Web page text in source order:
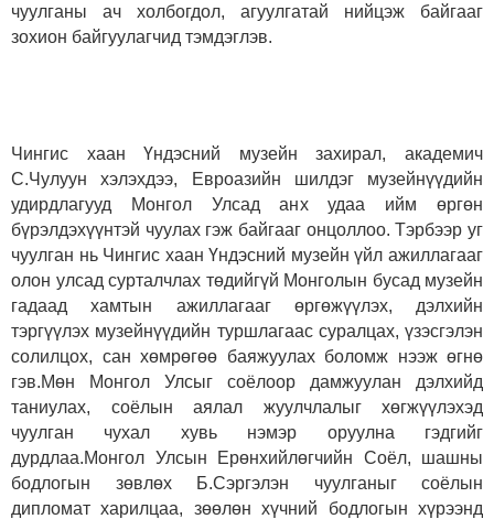
чуулганы ач холбогдол, агуулгатай нийцэж байгааг
зохион байгуулагчид тэмдэглэв.
Чингис хаан Үндэсний музейн захирал, академич
С.Чулуун хэлэхдээ, Евроазийн шилдэг музейнүүдийн
удирдлагууд Монгол Улсад анх удаа ийм өргөн
бүрэлдэхүүнтэй чуулах гэж байгааг онцоллоо. Тэрбээр уг
чуулган нь Чингис хаан Үндэсний музейн үйл ажиллагааг
олон улсад сурталчлах төдийгүй Монголын бусад музейн
гадаад хамтын ажиллагааг өргөжүүлэх, дэлхийн
тэргүүлэх музейнүүдийн туршлагаас суралцах, үзэсгэлэн
солилцох, сан хөмрөгөө баяжуулах боломж нээж өгнө
гэв.Мөн Монгол Улсыг соёлоор дамжуулан дэлхийд
таниулах, соёлын аялал жуулчлалыг хөгжүүлэхэд
чуулган чухал хувь нэмэр оруулна гэдгийг
дурдлаа.Монгол Улсын Ерөнхийлөгчийн Соёл, шашны
бодлогын зөвлөх Б.Сэргэлэн чуулганыг соёлын
дипломат харилцаа, зөөлөн хүчний бодлогын хүрээнд